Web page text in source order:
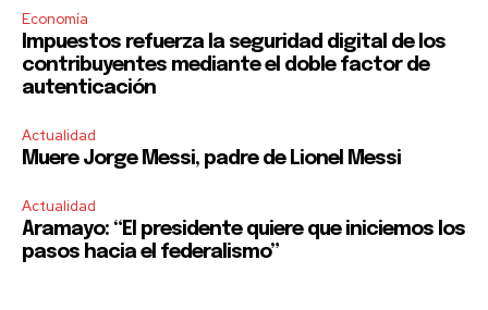
Economía
Impuestos refuerza la seguridad digital de los
contribuyentes mediante el doble factor de
autenticación
Actualidad
Muere Jorge Messi, padre de Lionel Messi
Actualidad
Aramayo: “El presidente quiere que iniciemos los
pasos hacia el federalismo”